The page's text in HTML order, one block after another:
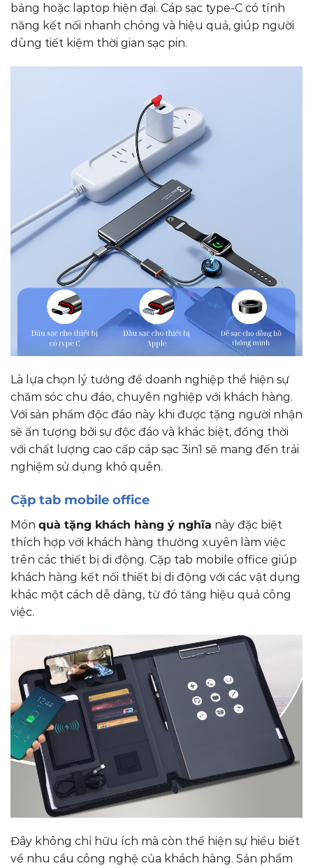
bảng hoặc laptop hiện đại. Cáp sạc type-C có tính
năng kết nối nhanh chóng và hiệu quả, giúp người
dùng tiết kiệm thời gian sạc pin.
Là lựa chọn lý tưởng để doanh nghiệp thể hiện sự
chăm sóc chu đáo, chuyên nghiệp với khách hàng.
Với sản phẩm độc đáo này khi được tặng người nhận
sẽ ấn tượng bởi sự độc đáo và khác biệt, đồng thời
với chất lượng cao cấp cáp sạc 3in1 sẽ mang đến trải
nghiệm sử dụng khó quên.
Cặp tab mobile office
Món quà tặng khách hàng ý nghĩa này đặc biệt
thích hợp với khách hàng thường xuyên làm việc
trên các thiết bị di động. Cặp tab mobile office giúp
khách hàng kết nối thiết bị di động với các vật dụng
khác một cách dễ dàng, từ đó tăng hiệu quả công
việc.
Đây không chỉ hữu ích mà còn thể hiện sự hiểu biết
về nhu cầu công nghệ của khách hàng. Sản phẩm